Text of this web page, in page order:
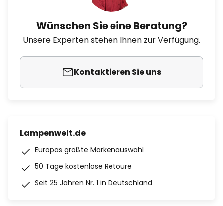
Wünschen Sie eine Beratung?
Unsere Experten stehen Ihnen zur Verfügung.
Kontaktieren Sie uns
Lampenwelt.de
Europas größte Markenauswahl
50 Tage kostenlose Retoure
Seit 25 Jahren Nr. 1 in Deutschland